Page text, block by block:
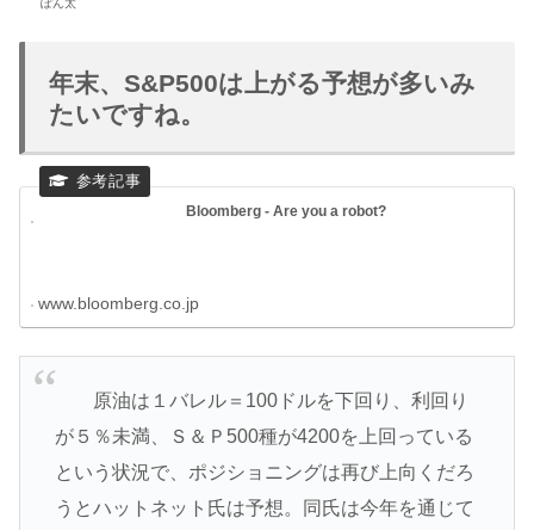
ぽん太
年末、S&P500は上がる予想が多いみ
たいですね。
Bloomberg - Are you a robot?
www.bloomberg.co.jp
原油は１バレル＝100ドルを下回り、利回り
が５％未満、Ｓ＆Ｐ500種が4200を上回っている
という状況で、ポジショニングは再び上向くだろ
うとハットネット氏は予想。同氏は今年を通じて